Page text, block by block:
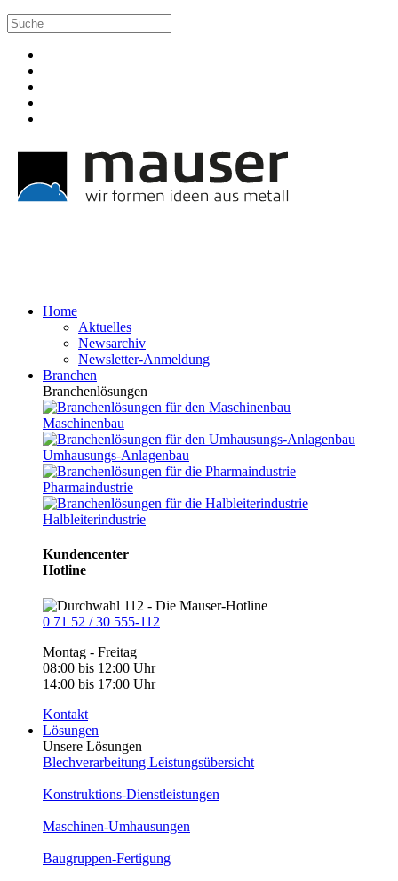
Home
Aktuelles
Newsarchiv
Newsletter-Anmeldung
Branchen
Branchenlösungen
Maschinenbau
Umhausungs-Anlagenbau
Pharmaindustrie
Halbleiterindustrie
Kundencenter
Hotline
0 71 52 / 30 555-112
Montag - Freitag
08:00 bis 12:00 Uhr
14:00 bis 17:00 Uhr
Kontakt
Lösungen
Unsere Lösungen
Blechverarbeitung Leistungsübersicht
Konstruktions-Dienstleistungen
Maschinen-Umhausungen
Baugruppen-Fertigung